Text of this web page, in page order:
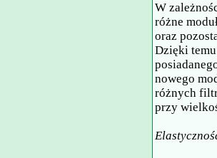
W
różne
oraz
Dzięki
nowego
różnych
przy